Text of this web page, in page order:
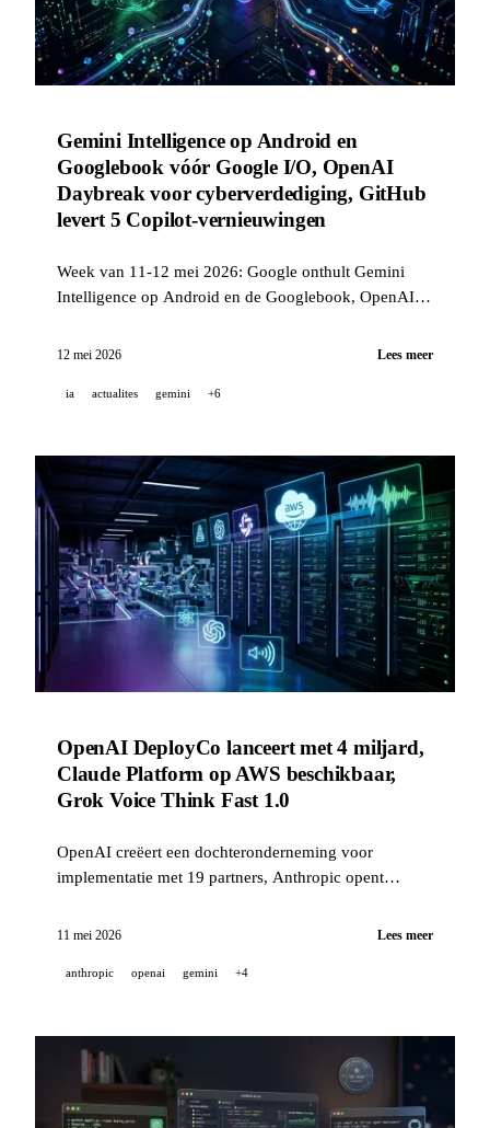
Gemini Intelligence op Android en
Googlebook vóór Google I/O, OpenAI
Daybreak voor cyberverdediging, GitHub
levert 5 Copilot-vernieuwingen
Week van 11-12 mei 2026: Google onthult Gemini
Intelligence op Android en de Googlebook, OpenAI
automatiseren, GitHub verbetert Copilot code review
12 mei 2026 Lees meer
ia actualites gemini +6
OpenAI DeployCo lanceert met 4 miljard,
Claude Platform op AWS beschikbaar,
Grok Voice Think Fast 1.0
OpenAI creëert een dochteronderneming voor
implementatie met 19 partners, Anthropic opent
lanceert een realtime spraakagent voor
Personal Intelligence en NVIDIA OpenShell.
11 mei 2026 Lees meer
anthropic openai gemini +4